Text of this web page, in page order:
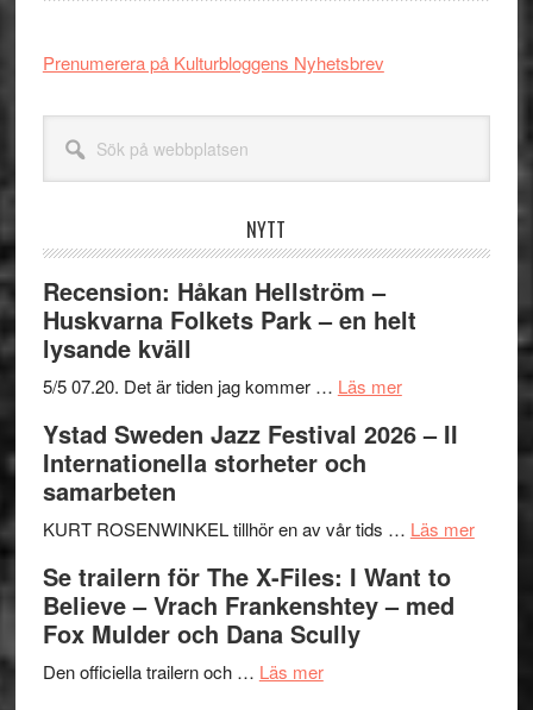
Prenumerera på Kulturbloggens Nyhetsbrev
webbplatsen
NYTT
Recension: Håkan Hellström –
Huskvarna Folkets Park – en helt
lysande kväll
5/5 07.20. Det är tiden jag kommer … Läs merom
Håkan
Huskvarna
Park
–
Ystad Sweden Jazz Festival 2026 – II
Internationella storheter och
samarbeten
KURT ROSENWINKEL tillhör en av vår tids … Läs merom
Se trailern för The X-Files: I Want to
Believe – Vrach Frankenshtey – med
Fox Mulder och Dana Scully
Den officiella trailern och … Läs merom